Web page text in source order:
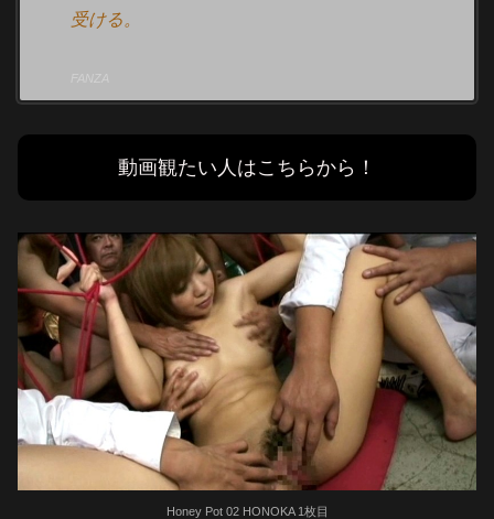
受ける。
FANZA
動画観たい人はこちらから！
Honey Pot 02 HONOKA 1枚目